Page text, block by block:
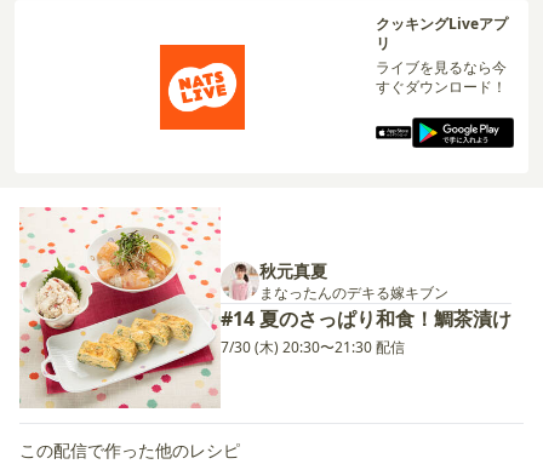
クッキングLiveアプ
リ
ライブを見るなら今
すぐダウンロード！
秋元真夏
まなったんのデキる嫁キブン
#14 夏のさっぱり和食！鯛茶漬け
7/30 (木) 20:30〜21:30 配信
この配信で作った他のレシピ